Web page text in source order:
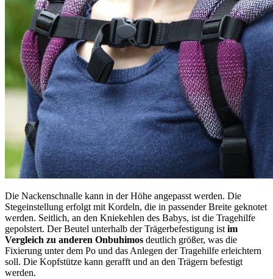
Die Nackenschnalle kann in der Höhe angepasst werden. Die
Stegeinstellung erfolgt mit Kordeln, die in passender Breite geknotet
werden. Seitlich, an den Kniekehlen des Babys, ist die Tragehilfe
gepolstert. Der Beutel unterhalb der Trägerbefestigung ist im
Vergleich zu anderen Onbuhimos deutlich größer, was die
Fixierung unter dem Po und das Anlegen der Tragehilfe erleichtern
soll. Die Kopfstütze kann gerafft und an den Trägern befestigt
werden.